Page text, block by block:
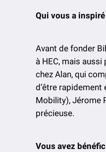
Qui vous a
Avant de fonder
à HEC, mais
chez Alan, qui
d’être
Mobility), Jérome
précieuse.
Vous avez